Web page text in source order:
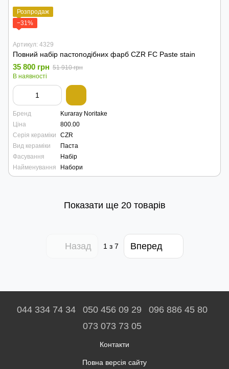
Розпродаж
−31%
Артикул: 4329
Повний набір пастоподібних фарб CZR FC Paste stain
35 800 грн 51 910 грн
В наявності
Бренд
Kuraray Noritake
Ціна
800.00
Серія кераміки
CZR
Вид кераміки
Паста
Фасування
Набір
Найменування
Набори
Показати ще 20 товарів
Назад 1 з 7 Вперед
044 334 74 34 050 456 09 29
096 886 45 80
073 073 73 05
Контакти
Повна версія сайту